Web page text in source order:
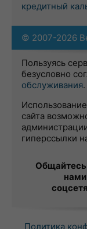
кредитный
© 2007-2026
Пользуясь
безусловно
обслуживания.
сайта
гиперссылки
Общайтесь
нами
Политика